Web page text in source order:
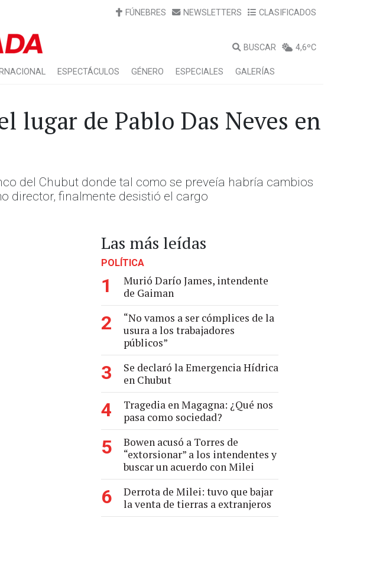
FÚNEBRES NEWSLETTERS CLASIFICADOS
BUSCAR 4,6ºC
ESPECTÁCULOS GÉNERO ESPECIALES GALERÍAS
lugar de Pablo Das Neves en
del Chubut donde tal como se preveía habría cambios
director, finalmente desistió el cargo
Las más leídas
POLÍTICA
1
Murió Darío James, intendente
de Gaiman
2
“No vamos a ser cómplices de la
usura a los trabajadores
públicos”
3
Se declaró la Emergencia Hídrica
en Chubut
4
Tragedia en Magagna: ¿Qué nos
pasa como sociedad?
5
Bowen acusó a Torres de
“extorsionar” a los intendentes y
buscar un acuerdo con Milei
6
Derrota de Milei: tuvo que bajar
la venta de tierras a extranjeros